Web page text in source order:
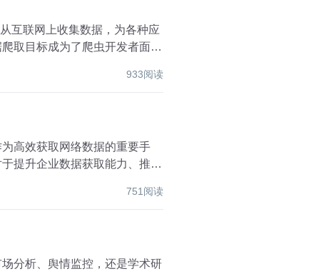
互联网上收集数据，为各种应
取目标成为了爬虫开发者面临
933阅读
高效获取网络数据的重要手
提升企业数据获取能力、推动
751阅读
分析、舆情监控，还是学术研